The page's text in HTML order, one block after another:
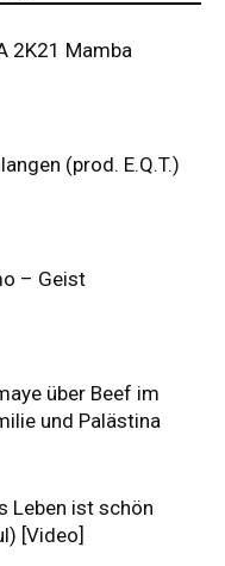
2K21 Mamba
(prod. E.Q.T.)
– Geist
über Beef im
und Palästina
Leben ist schön
[Video]